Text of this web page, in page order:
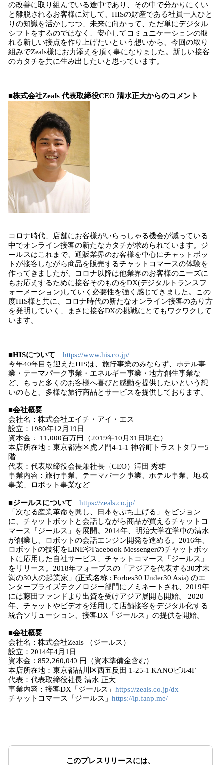
の改善に取り組んでいる途中であり、その中で分かりにくい
と離脱されるお客様に対して、HISの財産である社員一人ひと
りの知識を活かしつつ、未来に向かって、ただ単にデジタル
シフトをするのではなく、安心してコミュニケーションの取
れる新しい接点を作り上げたいという想いから、今回の取り
組みでZeals様にお力添えを頂く事になりました。新しい接客
のカタチを共に生み出したいと思っています。
■株式会社Zeals 代表取締役CEO 清水正大からのコメント
コロナ時代、店舗にお客様がいらっしゃる機会が減っている
中でオンライン接客の新たなカタチが求められています。ジ
ールスはこれまで、通販業界のお客様を中心にチャットボッ
トが接客しながら商品を販売するチャットコマースの体験を
作ってきましたが、コロナ以降は他業界のお客様のニーズに
もお応えするために接客そのものをDX(デジタルトランスフ
ォーメーション)していく必要性を強く感じてきました。この
度HIS様と共に、コロナ時代の新たなオンライン接客のあり方
を発明していく、まさに接客DXの挑戦にとてもワクワクして
います。
■HISについて https://www.his.co.jp/
今年40年目を迎えたHISは、旅行事業のみならず、ホテル事
業・テーマパーク事業・エネルギー事業・地方創生事業な
ど、もっと多くのお客様へ喜びと感動を提供したいという想
いのもと、多様な旅行商品とサービスを提供しております。
■会社概要
会社名：株式会社エイチ・アイ・エス
設立：1980年12月19日
資本金： 11,000百万円（2019年10月31日現在）
本店所在地：東京都港区虎ノ門4-1-1 神谷町トラストタワー5
階
代表：代表取締役会長兼社長（CEO）澤田 秀雄
事業内容：旅行事業、テーマパーク事業、ホテル事業、地域
事業、ロボット事業など
■ジールスについて https://zeals.co.jp/
「次なる産業革命を興し、日本をぶち上げる」をビジョン
に、チャットボットと会話しながら商品が買えるチャットコ
マース「ジールス」を展開。2014年、明治大学在学中の清水
が創業し、ロボットの会話エンジン開発を進める。2016年、
ロボットの技術をLINEやFacebook Messengerのチャットボッ
トに応用した自社サービス、チャットコマース『ジールス』
をリリース。2018年フォーブスの「アジアを代表する30才未
満の30人の起業家」(正式名称 : Forbes30 Under30 Asia) のエ
ンタープライズテクノロジー部門にノミネートされ、2019年
には藤田ファンドより出資を受けアジア展開も開始。 2020
年、チャットやビデオを活用して店舗接客をデジタル化する
統合ソリューション、接客DX「ジールス」の提供を開始。
■会社概要
会社名：株式会社Zeals （ジールス）
設立：2014年4月1日
資本金：852,260,040 円（資本準備金含む）
本店所在地：東京都品川区⻄五反田 1-25-1 KANOビル4F
代表：代表取締役社⻑ 清水 正大
事業内容：接客DX「ジールス」 https://zeals.co.jp/dx
チャットコマース「ジールス」 https://lp.fanp.me/
このプレスリリースには、